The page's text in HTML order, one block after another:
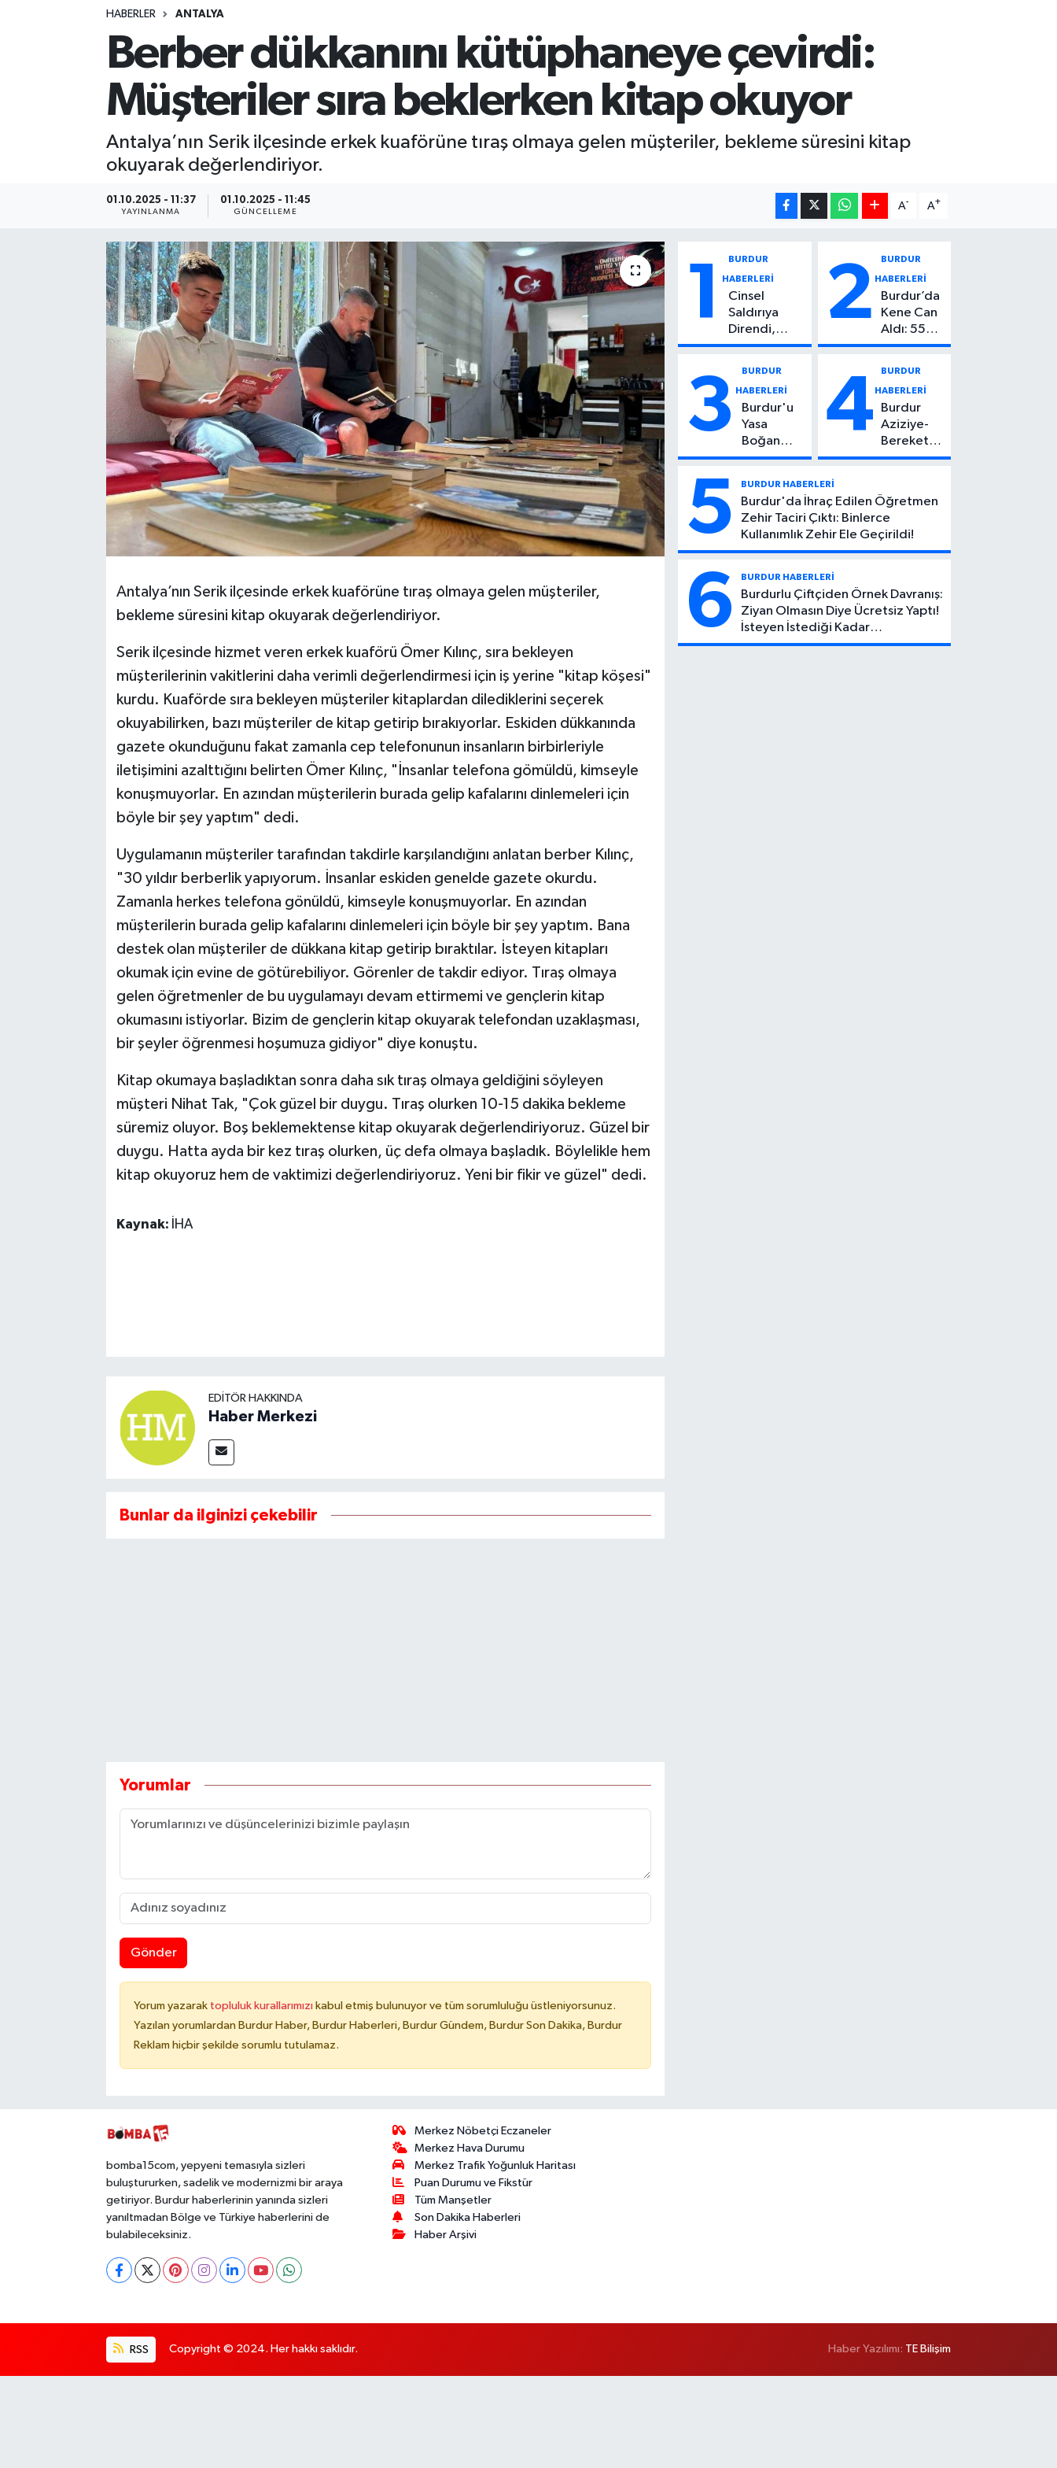
HABERLER ANTALYA
Berber dükkanını kütüphaneye çevirdi:
Müşteriler sıra beklerken kitap okuyor
Antalya’nın Serik ilçesinde erkek kuaförüne tıraş olmaya gelen müşteriler, bekleme süresini kitap
okuyarak değerlendiriyor.
01.10.2025 - 11:37
YAYINLANMA
01.10.2025 - 11:45
GÜNCELLEME
A- A+
Antalya’nın Serik ilçesinde erkek kuaförüne tıraş olmaya gelen müşteriler,
bekleme süresini kitap okuyarak değerlendiriyor.
Serik ilçesinde hizmet veren erkek kuaförü Ömer Kılınç, sıra bekleyen
müşterilerinin vakitlerini daha verimli değerlendirmesi için iş yerine "kitap köşesi"
kurdu. Kuaförde sıra bekleyen müşteriler kitaplardan dilediklerini seçerek
okuyabilirken, bazı müşteriler de kitap getirip bırakıyorlar. Eskiden dükkanında
gazete okunduğunu fakat zamanla cep telefonunun insanların birbirleriyle
iletişimini azalttığını belirten Ömer Kılınç, "İnsanlar telefona gömüldü, kimseyle
konuşmuyorlar. En azından müşterilerin burada gelip kafalarını dinlemeleri için
böyle bir şey yaptım" dedi.
Uygulamanın müşteriler tarafından takdirle karşılandığını anlatan berber Kılınç,
"30 yıldır berberlik yapıyorum. İnsanlar eskiden genelde gazete okurdu.
Zamanla herkes telefona gönüldü, kimseyle konuşmuyorlar. En azından
müşterilerin burada gelip kafalarını dinlemeleri için böyle bir şey yaptım. Bana
destek olan müşteriler de dükkana kitap getirip bıraktılar. İsteyen kitapları
okumak için evine de götürebiliyor. Görenler de takdir ediyor. Tıraş olmaya
gelen öğretmenler de bu uygulamayı devam ettirmemi ve gençlerin kitap
okumasını istiyorlar. Bizim de gençlerin kitap okuyarak telefondan uzaklaşması,
bir şeyler öğrenmesi hoşumuza gidiyor" diye konuştu.
Kitap okumaya başladıktan sonra daha sık tıraş olmaya geldiğini söyleyen
müşteri Nihat Tak, "Çok güzel bir duygu. Tıraş olurken 10-15 dakika bekleme
süremiz oluyor. Boş beklemektense kitap okuyarak değerlendiriyoruz. Güzel bir
duygu. Hatta ayda bir kez tıraş olurken, üç defa olmaya başladık. Böylelikle hem
kitap okuyoruz hem de vaktimizi değerlendiriyoruz. Yeni bir fikir ve güzel" dedi.
Kaynak: İHA
EDITÖR HAKKINDA
Haber Merkezi
Bunlar da ilginizi çekebilir
Yorumlar
Gönder
Yorum yazarak topluluk kurallarımızı kabul etmiş bulunuyor ve tüm sorumluluğu üstleniyorsunuz.
Yazılan yorumlardan Burdur Haber, Burdur Haberleri, Burdur Gündem, Burdur Son Dakika, Burdur
Reklam hiçbir şekilde sorumlu tutulamaz.
1 BURDUR
HABERLERİ
Cinsel
Saldırıya
Direndi,
Başından
Çocuktan
Kötü Haber!
2 BURDUR
HABERLERİ
Burdur’da
Kene Can
Aldı: 55
Yaşındaki
Kaybetti
3 BURDUR
HABERLERİ
Burdur'u
Yasa
Boğan
Ölüm:
Can Atıcı
Genç
Yaşta
Yaşamını
Yitirdi
4 BURDUR
HABERLERİ
Burdur
Aziziye-
Bereket
Köyü
Feci Kaza:
1 Ölü, 2
Yaralı
5 BURDUR HABERLERİ
Burdur'da İhraç Edilen Öğretmen
Zehir Taciri Çıktı: Binlerce
Kullanımlık Zehir Ele Geçirildi!
6 BURDUR HABERLERİ
Burdurlu Çiftçiden Örnek Davranış:
Ziyan Olmasın Diye Ücretsiz Yaptı!
İsteyen İstediği Kadar
Toplayabilecek
bomba15com, yepyeni temasıyla sizleri
buluştururken, sadelik ve modernizmi bir araya
getiriyor. Burdur haberlerinin yanında sizleri
yanıltmadan Bölge ve Türkiye haberlerini de
bulabileceksiniz.
Merkez Nöbetçi Eczaneler
Merkez Hava Durumu
Merkez Trafik Yoğunluk Haritası
Puan Durumu ve Fikstür
Tüm Manşetler
Son Dakika Haberleri
Haber Arşivi
RSS Copyright © 2024. Her hakkı saklıdır. Haber Yazılımı: TE Bilişim